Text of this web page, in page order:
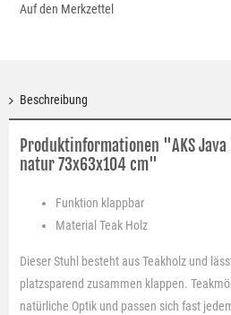
Auf den Merkzettel
Beschreibung
Produktinformationen "AKS Java
natur 73x63x104 cm"
Funktion klappbar
Material Teak Holz
Dieser Stuhl besteht aus Teakholz und
platzsparend zusammen klappen.
natürliche Optik und passen sich fast